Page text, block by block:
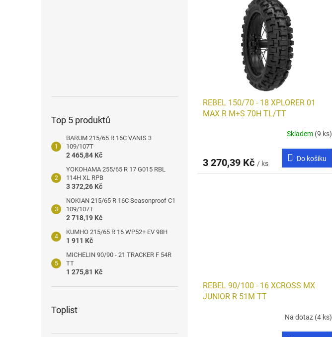
Top 5 produktů
BARUM 215/65 R 16C VANIS 3
109/107T
2 465,84 Kč
YOKOHAMA 255/65 R 17 G015 RBL
114H XL RPB
3 372,26 Kč
NOKIAN 215/65 R 16C Seasonproof C1
109/107T
2 718,19 Kč
KUMHO 215/65 R 16 WP52+ EV 98H
1 911 Kč
MICHELIN 90/90 - 21 TRACKER F 54R
TT
1 275,81 Kč
Toplist
REBEL 150/70 - 18 XPLORER 01
MAX R M+S 70H TL/TT
Skladem (9 ks)
3 270,39 Kč / ks
Do košíku
REBEL 90/100 - 16 XCROSS MX
JUNIOR R 51M TT
Na dotaz (4 ks)